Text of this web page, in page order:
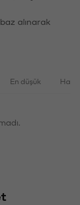
alınarak
En düşük